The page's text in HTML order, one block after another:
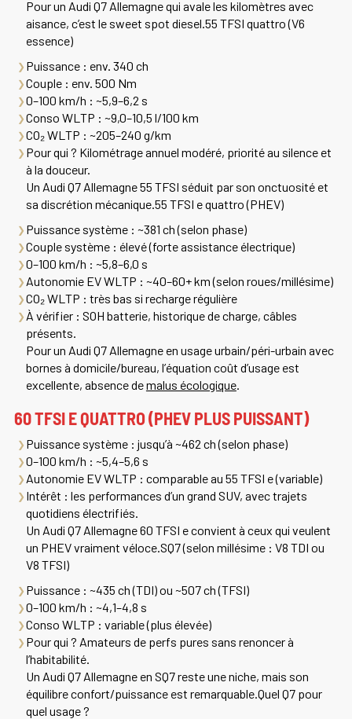
Pour un Audi Q7 Allemagnequi avale les kilomètres avec
aisance, c’est le sweet spot diesel.55 TFSI quattro (V6
essence)
Puissance: env. 340 ch
Couple: env. 500 Nm
0–100 km/h : ~5,9–6,2 s
Conso WLTP : ~9,0–10,5 l/100 km
CO₂ WLTP : ~205–240 g/km
Pour qui ? Kilométrage annuel modéré, priorité au silence et
à la douceur.
Un Audi Q7 Allemagne55 TFSI séduit par son onctuosité et
sa discrétion mécanique.55 TFSI e quattro (PHEV)
Puissance système: ~381 ch (selon phase)
Couple système: élevé (forte assistance électrique)
0–100 km/h : ~5,8–6,0 s
Autonomie EV WLTP : ~40–60+ km (selon roues/millésime)
CO₂ WLTP : très bas si recharge régulière
À vérifier: SOH batterie, historique de charge, câbles
présents.
Pour un Audi Q7 Allemagneen usage urbain/péri-urbain avec
bornes à domicile/bureau, l’équation coût d’usage est
excellente, absence demalus écologique.
60 TFSI E QUATTRO (PHEV PLUS PUISSANT)
Puissance système: jusqu’à ~462 ch (selon phase)
0–100 km/h : ~5,4–5,6 s
Autonomie EV WLTP : comparable au 55 TFSI e (variable)
Intérêt : les performances d’un grand SUV, avec trajets
quotidiens électrifiés.
Un Audi Q7 Allemagne60 TFSI e convient à ceux qui veulent
un PHEV vraiment véloce.SQ7 (selon millésime : V8 TDI ou
V8 TFSI)
Puissance: ~435 ch (TDI) ou ~507 ch (TFSI)
0–100 km/h : ~4,1–4,8 s
Conso WLTP : variable (plus élevée)
Pour qui ? Amateurs de perfs pures sans renoncer à
l’habitabilité.
Un Audi Q7 Allemagneen SQ7 reste une niche, mais son
équilibre confort/puissance est remarquable.Quel Q7 pour
quel usage ?